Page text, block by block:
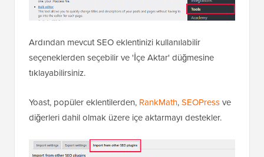
Ardından mevcut SEO eklentinizi kullanılabilir
seçeneklerden seçebilir ve 'İçe Aktar' düğmesine
tıklayabilirsiniz.
Yoast, popüler eklentilerden, RankMath,SEOPressve
diğerleri dahil olmak üzere içe aktarmayı destekler.